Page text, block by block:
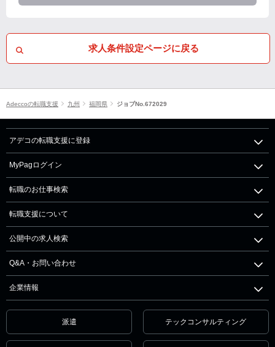
求人条件設定ページに戻る
Adeccoの転職支援 九州 福岡県 ジョブNo.672029
アデコの転職支援に登録
MyPagログイン
転職のお仕事検索
転職支援について
公開中の求人検索
Q&A・お問い合わせ
企業情報
派遣 テックコンサルティング